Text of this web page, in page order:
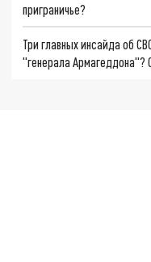
приграничье?
Три главных инсайда об
"генерала Армагеддона"?